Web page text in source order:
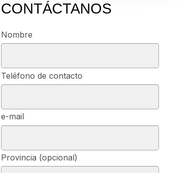
CONTÁCTANOS
Nombre
Teléfono de contacto
e-mail
Provincia (opcional)